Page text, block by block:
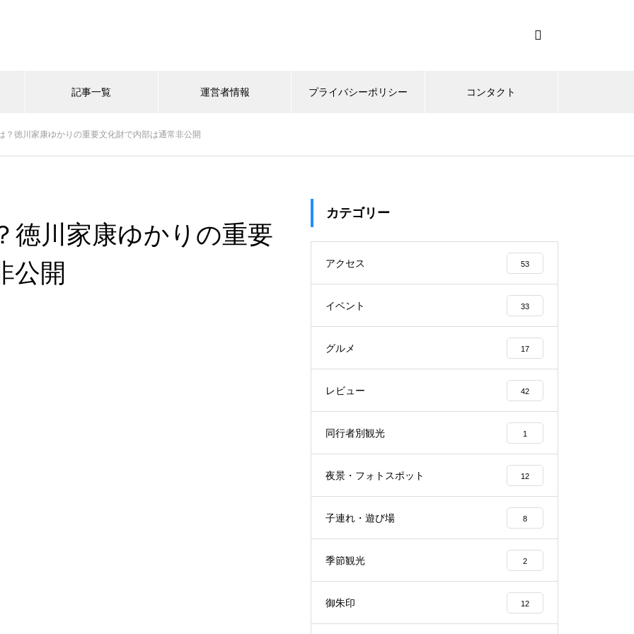
記事一覧 運営者情報 プライバシーポリシー コンタクト
？徳川家康ゆかりの重要文化財で内部は通常非公開
徳川家康ゆかりの重要
公開
カテゴリー
アクセス 53
イベント 33
グルメ 17
レビュー 42
同行者別観光 1
夜景・フォトスポット 12
子連れ・遊び場 8
季節観光 2
御朱印 12